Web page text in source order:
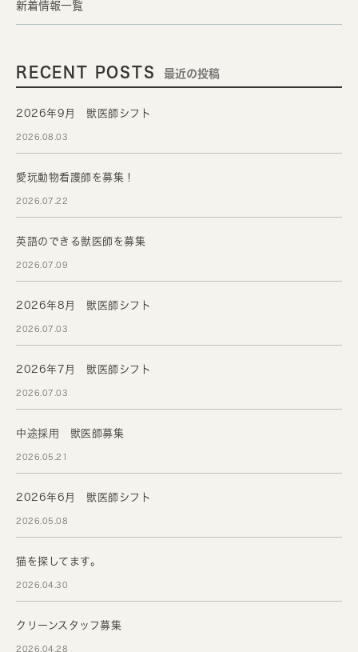
新着情報一覧
RECENT POSTS 最近の投稿
2026年9月 獣医師シフト
2026.08.03
愛玩動物看護師を募集！
2026.07.22
英語のできる獣医師を募集
2026.07.09
2026年8月 獣医師シフト
2026.07.03
2026年7月 獣医師シフト
2026.07.03
中途採用 獣医師募集
2026.05.21
2026年6月 獣医師シフト
2026.05.08
猫を探してます。
2026.04.30
クリーンスタッフ募集
2026.04.28